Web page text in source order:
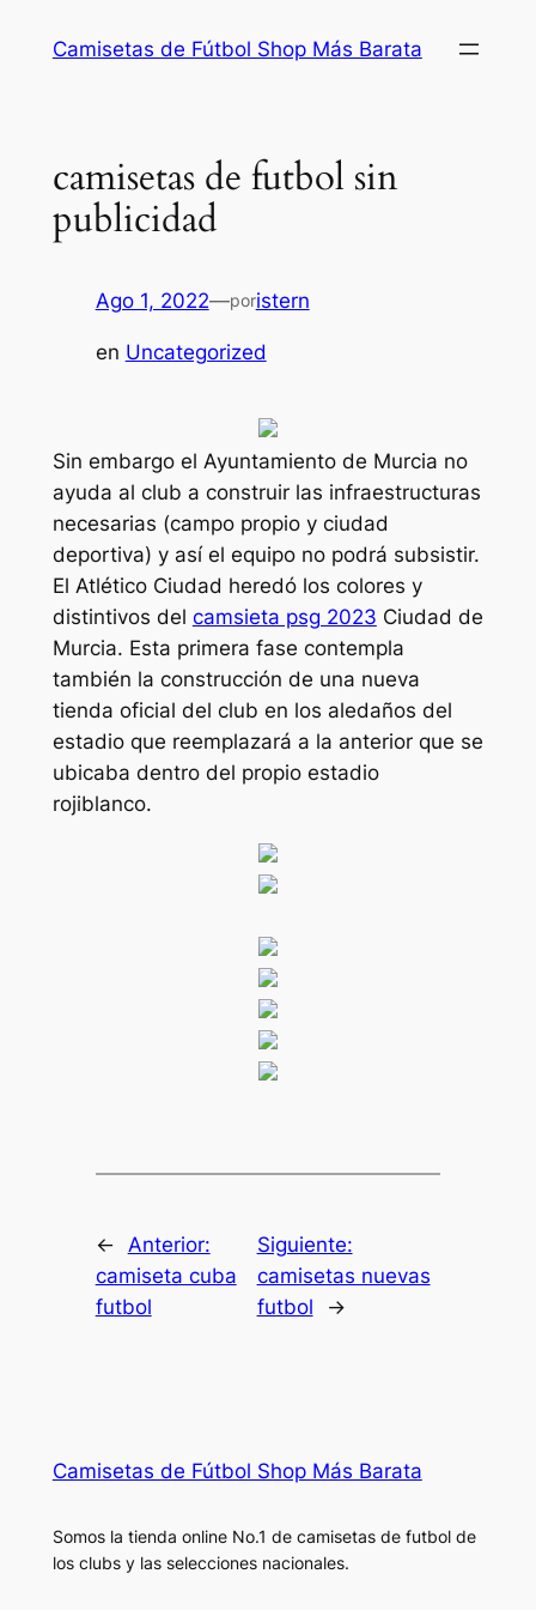
Camisetas de Fútbol Shop Más Barata
camisetas de futbol sin
publicidad
Ago 1, 2022—poristern
en Uncategorized
Sin embargo el Ayuntamiento de Murcia no
ayuda al club a construir las infraestructuras
necesarias (campo propio y ciudad
deportiva) y así el equipo no podrá subsistir.
El Atlético Ciudad heredó los colores y
distintivos del camsieta psg 2023 Ciudad de
Murcia. Esta primera fase contempla
también la construcción de una nueva
tienda oficial del club en los aledaños del
estadio que reemplazará a la anterior que se
ubicaba dentro del propio estadio
rojiblanco.
←
Anterior:
camiseta cuba
futbol
Siguiente:
camisetas nuevas
futbol
→
Camisetas de Fútbol Shop Más Barata
Somos la tienda online No.1 de camisetas de futbol de
los clubs y las selecciones nacionales.